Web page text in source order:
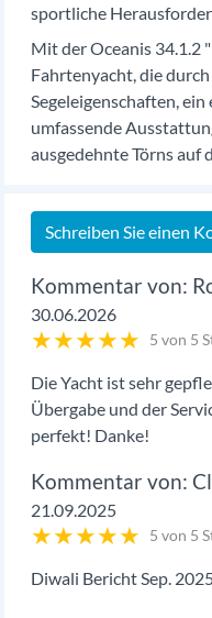
sportliche
Mit der Oceanis 34.1.2
Fahrtenyacht, die
Segeleigenschaften,
umfassende
ausgedehnte Törns auf
Schreiben Sie einen
30.06.2026
★★★★★ 5 von 5
Die Yacht ist sehr
Übergabe und der
perfekt! Danke!
21.09.2025
★★★★★ 5 von 5
Diwali Bericht Sep.